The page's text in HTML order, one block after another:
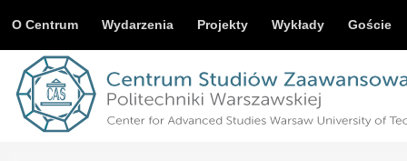
O Centrum Wydarzenia Projekty Wykłady Goście